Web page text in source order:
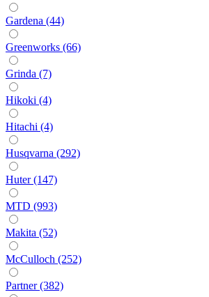
Gardena (44)
Greenworks (66)
Grinda (7)
Hikoki (4)
Hitachi (4)
Husqvarna (292)
Huter (147)
MTD (993)
Makita (52)
McCulloch (252)
Partner (382)